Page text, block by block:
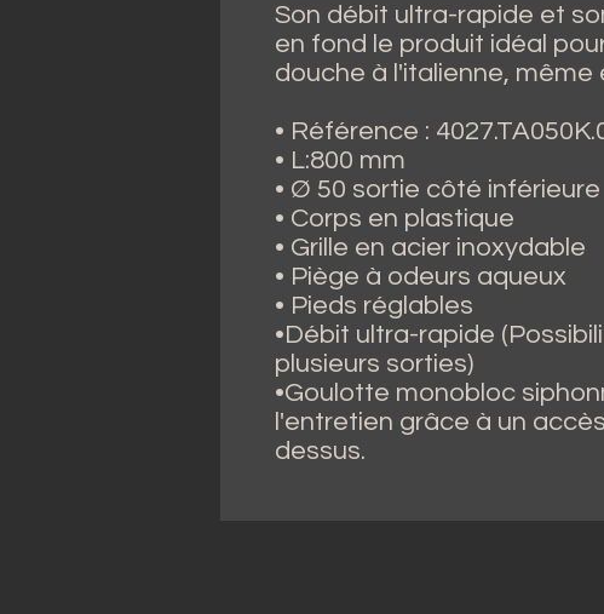
Son débit ultra-rapide et
en fond le produit idéal
douche à l'italienne, même
• Référence :
• L:800 mm
• Ø 50 sortie côté inférieure
• Corps en plastique
• Grille en acier inoxydable
• Piège à odeurs aqueux
• Pieds réglables
•Débit ultra-rapide
plusieurs sorties)
•Goulotte monobloc
l'entretien grâce à un
dessus.